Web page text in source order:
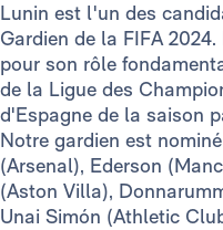
Lunin est l'un des
Gardien de la FIFA 2024.
pour son rôle
de la Ligue des
d'Espagne de la saison
Notre gardien est
(Arsenal), Ederson
(Aston Villa),
Unai Simón (Athletic